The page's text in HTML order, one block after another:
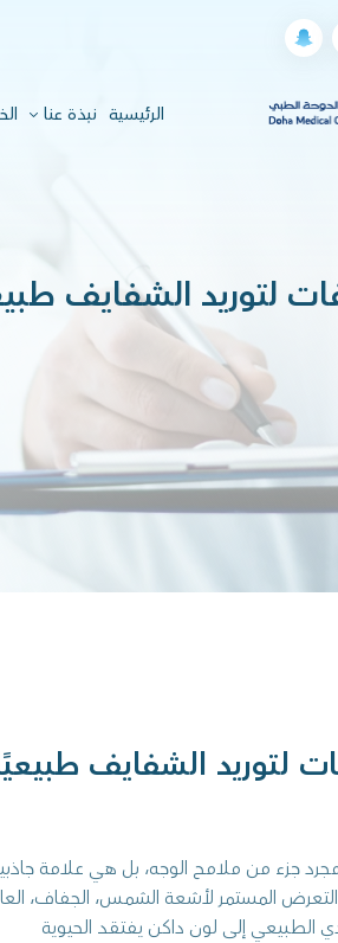
الرئيسية(current) نبذة عنا
لتوريد الشفايف
لتوريد الشفايف
المستمر لأشعة الشمس، الجفاف،